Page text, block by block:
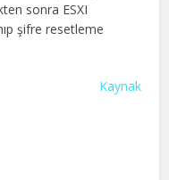
sonra ESXI
şifre resetleme
Kaynak